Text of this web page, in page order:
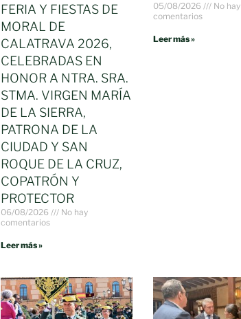
FERIA Y FIESTAS DE
MORAL DE
CALATRAVA 2026,
CELEBRADAS EN
HONOR A NTRA. SRA.
STMA. VIRGEN MARÍA
DE LA SIERRA,
PATRONA DE LA
CIUDAD Y SAN
ROQUE DE LA CRUZ,
COPATRÓN Y
PROTECTOR
06/08/2026
No hay
comentarios
Leer más »
05/08/2026
No hay
comentarios
Leer más »